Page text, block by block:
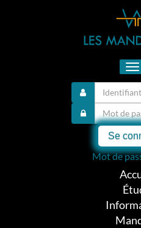
Se
Mot de